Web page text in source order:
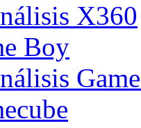
X360
Boy